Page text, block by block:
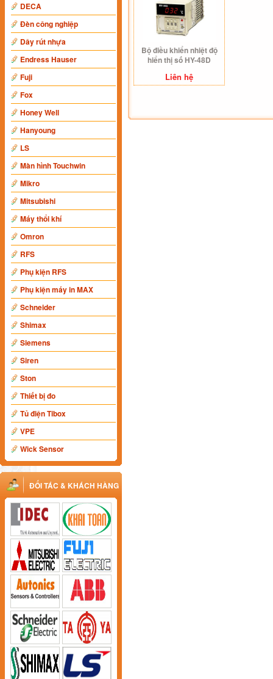
DECA
Đèn công nghiệp
Dây rút nhựa
Endress Hauser
Fuji
Fox
Honey Well
Hanyoung
LS
Màn hình Touchwin
Mikro
Mitsubishi
Máy thổi khí
Omron
RFS
Phụ kiện RFS
Phụ kiện máy in MAX
Schneider
Shimax
Siemens
Siren
Ston
Thiết bị đo
Tủ điện Tibox
VPE
Wick Sensor
ĐỐI TÁC & KHÁCH HÀNG
Bộ điều khiển nhiệt độ
hiển thị số HY-48D
Liên hệ